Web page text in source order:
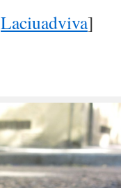
Laciuadviva]